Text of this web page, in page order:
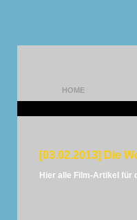
HOME
[03.02.2013] Die
Hier alle Film-Artikel für